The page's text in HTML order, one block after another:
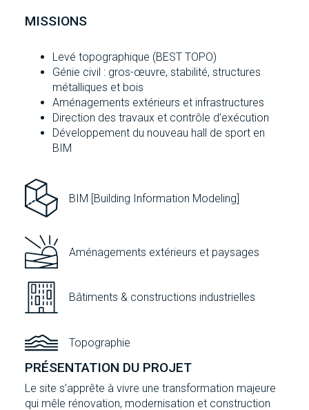
MISSIONS
Levé topographique (BEST TOPO)
Génie civil : gros-œuvre, stabilité, structures
métalliques et bois
Aménagements extérieurs et infrastructures
Direction des travaux et contrôle d’exécution
Développement du nouveau hall de sport en
BIM
BIM [Building Information Modeling]
Aménagements extérieurs et paysages
Bâtiments & constructions industrielles
Topographie
PRÉSENTATION DU PROJET
Le site s’apprête à vivre une transformation majeure
qui mêle rénovation, modernisation et construction